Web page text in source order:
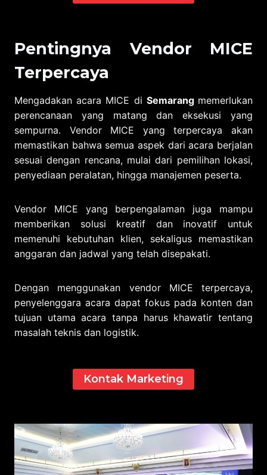
Pentingnya Vendor MICE
Terpercaya
Mengadakan acara MICE di Semarang memerlukan
perencanaan yang matang dan eksekusi yang
sempurna. Vendor MICE yang terpercaya akan
memastikan bahwa semua aspek dari acara berjalan
sesuai dengan rencana, mulai dari pemilihan lokasi,
penyediaan peralatan, hingga manajemen peserta.
Vendor MICE yang berpengalaman juga mampu
memberikan solusi kreatif dan inovatif untuk
memenuhi kebutuhan klien, sekaligus memastikan
anggaran dan jadwal yang telah disepakati.
Dengan menggunakan vendor MICE terpercaya,
penyelenggara acara dapat fokus pada konten dan
tujuan utama acara tanpa harus khawatir tentang
masalah teknis dan logistik.
Kontak Marketing